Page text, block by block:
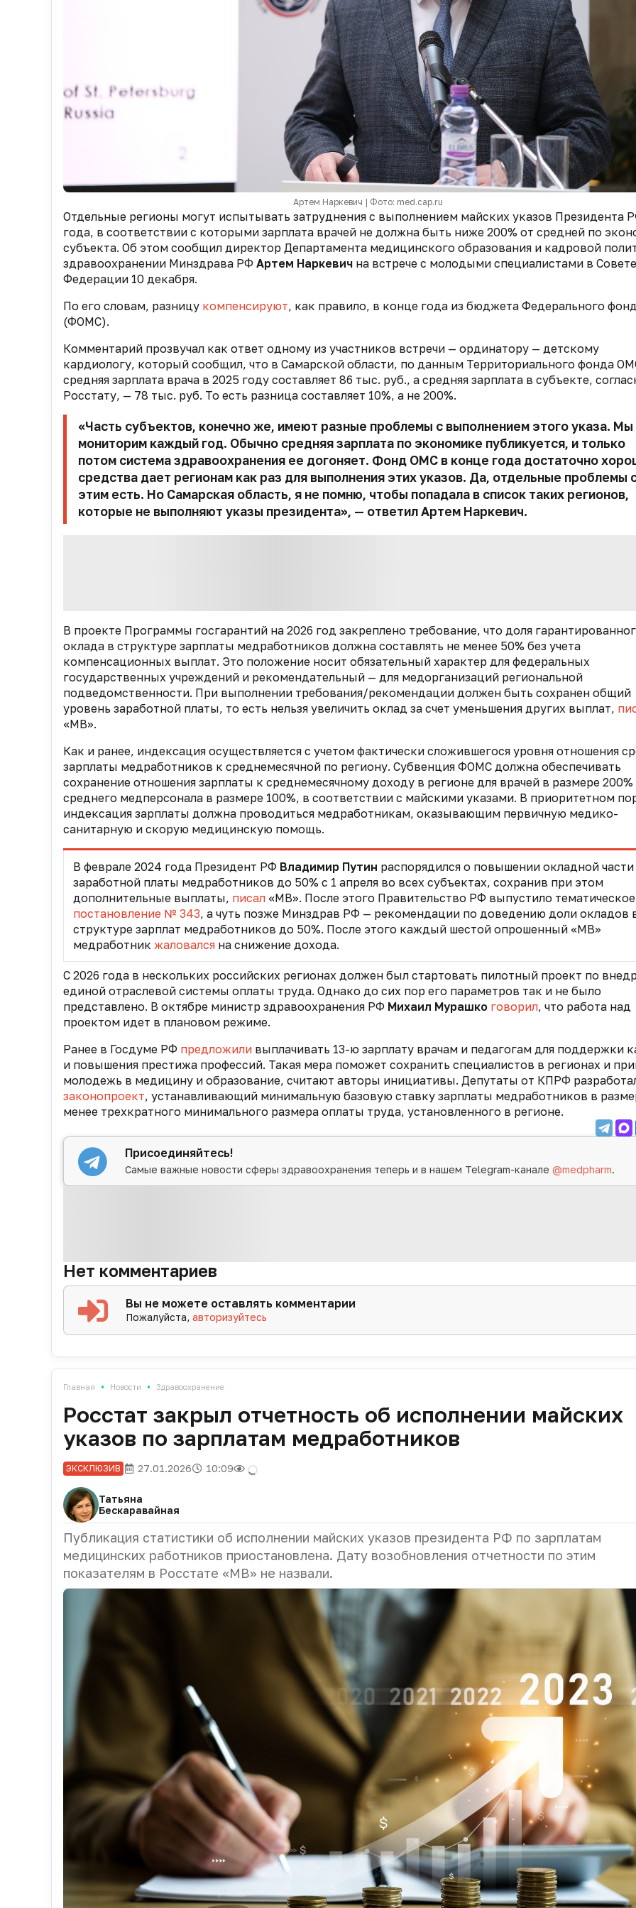
Артем Наркевич | Фото: med.cap.ru
Отдельные регионы могут испытывать затруднения с выполнением майских указов Президента
года, в соответствии с которыми зарплата врачей не должна быть ниже 200% от средней по
субъекта. Об этом сообщил директор Департамента медицинского образования и кадровой
здравоохранении Минздрава РФ Артем Наркевич на встрече с молодыми специалистами в Совете
Федерации 10 декабря.
По его словам, разницу компенсируют, как правило, в конце года из бюджета Федерального
(ФОМС).
Комментарий прозвучал как ответ одному из участников встречи — ординатору — детскому
кардиологу, который сообщил, что в Самарской области, по данным Территориального фонда
средняя зарплата врача в 2025 году составляет 86 тыс. руб., а средняя зарплата в субъекте,
Росстату, — 78 тыс. руб. То есть разница составляет 10%, а не 200%.
«Часть субъектов, конечно же, имеют разные проблемы с выполнением этого указа. Мы
мониторим каждый год. Обычно средняя зарплата по экономике публикуется, и только
потом система здравоохранения ее догоняет. Фонд ОМС в конце года достаточно
средства дает регионам как раз для выполнения этихуказов. Да, отдельные проблемы
этим есть. Но Самарская область, я не помню, чтобы попадала в список таких регионов,
которые не выполняют указы президента», — ответил Артем Наркевич.
В проекте Программы госгарантий на 2026 год закреплено требование, что доля
оклада в структуре зарплаты медработников должна составлять не менее 50% без учета
компенсационных выплат. Это положение носит обязательный характер для федеральных
государственных учреждений и рекомендательный — для медорганизаций региональной
подведомственности. При выполнении требования/рекомендации должен быть сохранен общий
уровень заработной платы, то есть нельзя увеличить оклад за счет уменьшения других выплат,
«МВ».
Как и ранее, индексация осуществляется с учетом фактически сложившегося уровня отношения
зарплаты медработников к среднемесячной по региону. Субвенция ФОМС должна обеспечивать
сохранение отношения зарплаты к среднемесячному доходу в регионе для врачей в размере 200%
среднего медперсонала в размере 100%, в соответствии с майскими указами. В приоритетном
индексация зарплаты должна проводиться медработникам, оказывающим первичную медико-
санитарную и скорую медицинскую помощь.
В феврале 2024 года Президент РФ Владимир Путин распорядился о повышении окладной части
заработной платы медработников до 50% с 1 апреля во всех субъектах, сохранив при этом
дополнительные выплаты, писал «МВ». После этого Правительство РФ выпустило тематическое
постановление № 343, а чуть позже Минздрав РФ — рекомендации по доведению доли окладов
структуре зарплат медработников до 50%. После этого каждый шестой опрошенный «МВ»
медработник жаловалсяна снижение дохода.
С 2026 года в нескольких российских регионах должен был стартовать пилотный проект по
единой отраслевой системы оплаты труда. Однако до сих пор его параметров так и не было
представлено. В октябре министр здравоохранения РФ Михаил Мурашко говорил, что работа над
проектом идет в плановом режиме.
Ранее в Госдуме РФ предложили выплачивать 13-ю зарплату врачам и педагогам для поддержки
и повышения престижа профессий. Такая мера поможет сохранить специалистов в регионах и
молодежь в медицину и образование, считают авторы инициативы. Депутаты от КПРФ
законопроект, устанавливающий минимальную базовую ставку зарплаты медработников в
менее трехкратного минимального размера оплаты труда, установленного в регионе.
Присоединяйтесь!
Самые важные новости сферы здравоохранения теперь и в нашем Telegram-канале@medpharm.
Нет комментариев
Вы не можете оставлять комментарии
Пожалуйста,авторизуйтесь
Главная • Новости • Здравоохранение
Росстат закрыл отчетность об исполнении майских
указов по зарплатам медработников
ЭКСКЛЮЗИВ 27.01.2026 10:09
Татьяна
Бескаравайная
Публикация статистики об исполнении майских указов президента РФ по зарплатам
медицинских работников приостановлена. Дату возобновления отчетности по этим
показателям в Росстате «МВ» не назвали.